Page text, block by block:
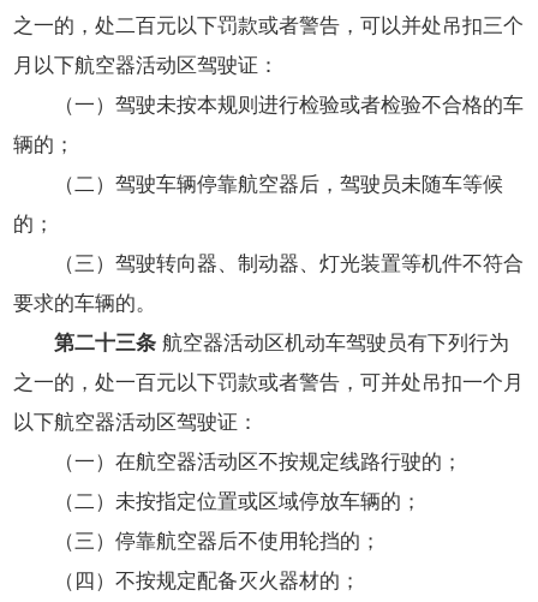
之一的，处二百元以下罚款或者警告，可以并处吊扣三个
月以下航空器活动区驾驶证：
（一）驾驶未按本规则进行检验或者检验不合格的车
辆的；
（二）驾驶车辆停靠航空器后，驾驶员未随车等候
的；
（三）驾驶转向器、制动器、灯光装置等机件不符合
要求的车辆的。
第二十三条航空器活动区机动车驾驶员有下列行为
之一的，处一百元以下罚款或者警告，可并处吊扣一个月
以下航空器活动区驾驶证：
（一）在航空器活动区不按规定线路行驶的；
（二）未按指定位置或区域停放车辆的；
（三）停靠航空器后不使用轮挡的；
（四）不按规定配备灭火器材的；